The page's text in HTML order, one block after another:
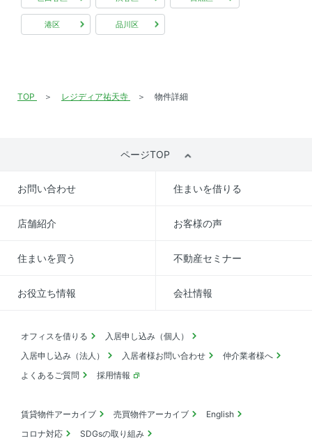
港区 品川区
TOP レジディア祐天寺 物件詳細
ページTOP
お問い合わせ 住まいを借りる
店舗紹介 お客様の声
住まいを買う 不動産セミナー
お役立ち情報 会社情報
オフィスを借りる
入居申し込み（個人）
入居申し込み（法人）
入居者様お問い合わせ
仲介業者様へ
よくあるご質問
採用情報
賃貸物件アーカイブ 売買物件アーカイブ
English
コロナ対応
SDGsの取り組み